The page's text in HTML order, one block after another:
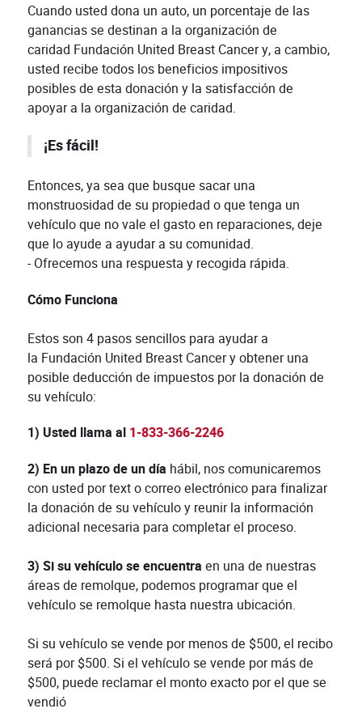
Cuando usted dona un auto, un porcentaje de las
ganancias se destinan a la organización de
caridad Fundación United Breast Cancer y, a cambio,
usted recibe todos los beneficios impositivos
posibles de esta donación y la satisfacción de
apoyar a la organización de caridad.
¡Es fácil!
Entonces, ya sea que busque sacar una
monstruosidad de su propiedad o que tenga un
vehículo que no vale el gasto en reparaciones, deje
que lo ayude a ayudar a su comunidad.
- Ofrecemos una respuesta y recogida rápida.
Cómo Funciona
Estos son 4 pasos sencillos para ayudar a
la Fundación United Breast Cancer y obtener una
posible deducción de impuestos por la donación de
su vehículo:
1) Usted llama al 1-833-366-2246
2) En un plazo de un día hábil, nos comunicaremos
con usted por text o correo electrónico para finalizar
la donación de su vehículo y reunir la información
adicional necesaria para completar el proceso.
3) Si su vehículo se encuentra en una de nuestras
áreas de remolque, podemos programar que el
vehículo se remolque hasta nuestra ubicación.
Si su vehículo se vende por menos de $500, el recibo
será por $500. Si el vehículo se vende por más de
$500, puede reclamar el monto exacto por el que se
vendió